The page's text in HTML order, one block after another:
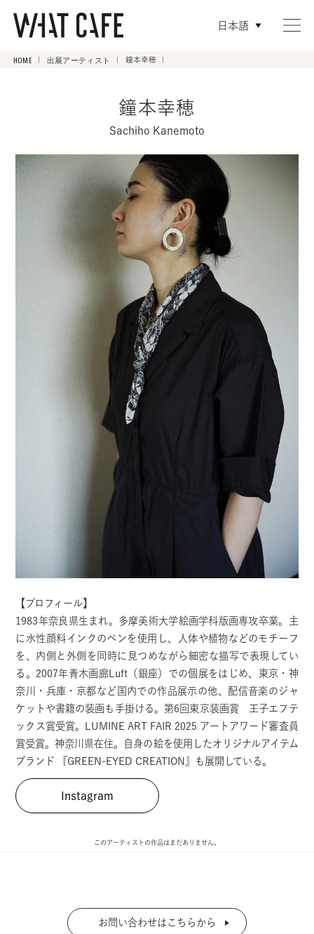
日本語
HOME 出展アーティスト 鐘本幸穂
鐘本幸穂
Sachiho Kanemoto
【プロフィール】
1983年奈良県生まれ。多摩美術大学絵画学科版画専攻卒業。主
に水性顔料インクのペンを使用し、人体や植物などのモチーフ
を、内側と外側を同時に見つめながら細密な描写で表現してい
る。2007年青木画廊Luft（銀座）での個展をはじめ、東京・神
奈川・兵庫・京都など国内での作品展示の他、配信音楽のジャ
ケットや書籍の装画も手掛ける。第6回東京装画賞 王子エフテ
ックス賞受賞。LUMINE ART FAIR 2025 アートアワード審査員
賞受賞。神奈川県在住。自身の絵を使用したオリジナルアイテム
ブランド 『GREEN-EYED CREATION』も展開している。
Instagram
このアーティストの作品はまだありません。
お問い合わせはこちらから